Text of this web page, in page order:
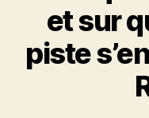
et sur
piste